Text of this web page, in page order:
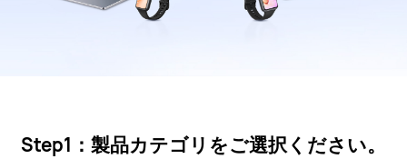
Step1：製品カテゴリをご選択ください。